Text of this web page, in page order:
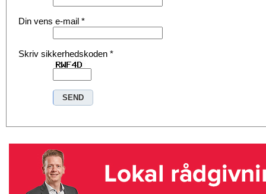
Din vens e-mail *
Skriv sikkerhedskoden *